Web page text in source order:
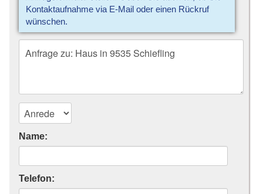
Kontaktaufnahme via E-Mail oder einen Rückruf
wünschen.
Name:
Telefon: